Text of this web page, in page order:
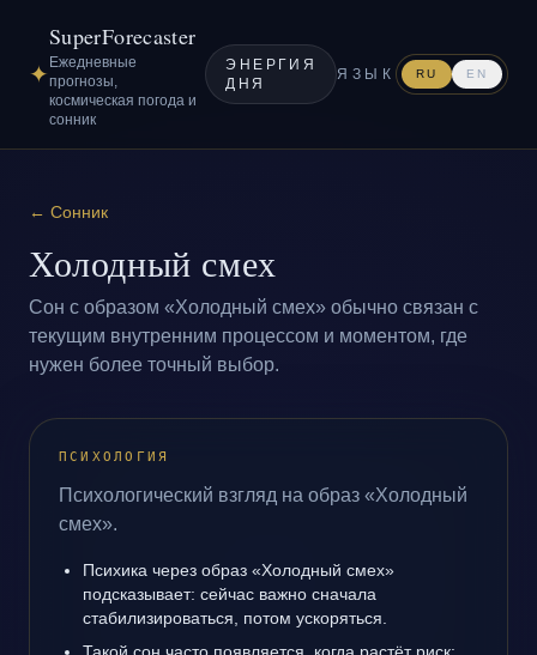
✦
SuperForecaster
Ежедневные
прогнозы,
космическая погода и
сонник
ЭНЕРГИЯ
ДНЯ
ЯЗЫК RU EN
← Сонник
Холодный смех
Сон с образом «Холодный смех» обычно связан с
текущим внутренним процессом и моментом, где
нужен более точный выбор.
ПСИХОЛОГИЯ
Психологический взгляд на образ «Холодный
смех».
Психика через образ «Холодный смех»
подсказывает: сейчас важно сначала
стабилизироваться, потом ускоряться.